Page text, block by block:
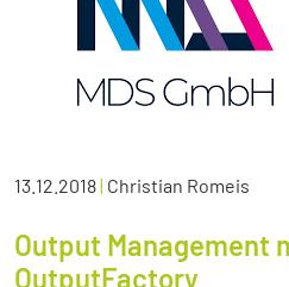
13.12.2018| Christian Romeis
Output Management
OutputFactory